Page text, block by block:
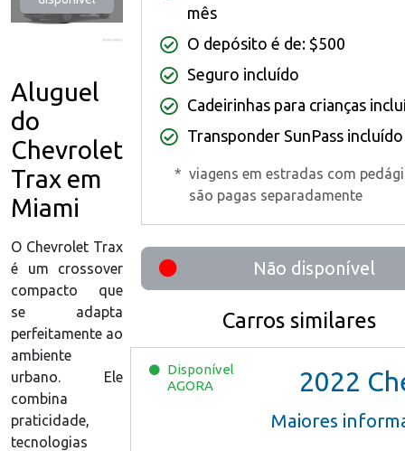
mês
O depósito é de: $500
Seguro incluído
Cadeirinhas para crianças
Transponder SunPass incluído
* viagens em estradas com
são pagas separadamente
Não disponível
Carros similares
Disponível
AGORA
2022 Chevrolet
Maiores
Aluguel
do
Chevrolet
Trax em
Miami
O Chevrolet Trax
é um crossover
compacto que
se adapta
perfeitamente ao
ambiente
urbano. Ele
combina
praticidade,
tecnologias